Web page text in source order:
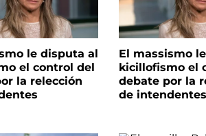
le disputa al
el control del
la relección
El massismo
kicillofismo el
debate por la
de intendentes